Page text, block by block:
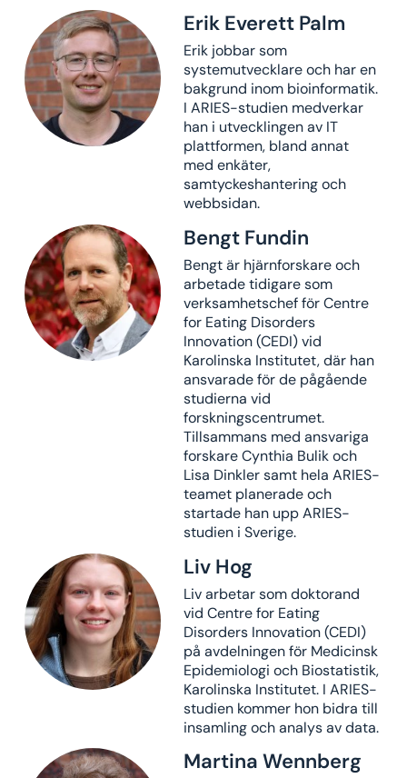
Erik Everett Palm​
Erik jobbar som
systemutvecklare och har en
bakgrund inom bioinformatik.
I ARIES-studien medverkar
han i utvecklingen av IT
plattformen, bland annat
med enkäter,
samtyckeshantering och
webbsidan.
Bengt Fundin
Bengt är hjärnforskare och
arbetade tidigare som
verksamhetschef för Centre
for Eating Disorders
Innovation (CEDI) vid
Karolinska Institutet, där han
ansvarade för de pågående
studierna vid
forskningscentrumet.
Tillsammans med ansvariga
forskare Cynthia Bulik och
Lisa Dinkler samt hela ARIES-
teamet planerade och
startade han upp ARIES-
studien i Sverige.
Liv Hog
Liv arbetar som doktorand
vid Centre for Eating
Disorders Innovation (CEDI)
på avdelningen för Medicinsk
Epidemiologi och Biostatistik,
Karolinska Institutet. I ARIES-
studien kommer hon bidra till
insamling och analys av data.
Martina Wennberg